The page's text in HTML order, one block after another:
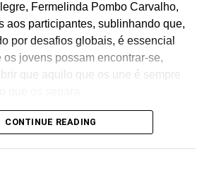
Fermelinda Pombo Carvalho,
aos participantes, sublinhando que,
por desafios globais, é essencial
jovens possam encontrar-se,
que aquilo que os une é sempre
de “humanizar o futuro”,
CONTINUE READING